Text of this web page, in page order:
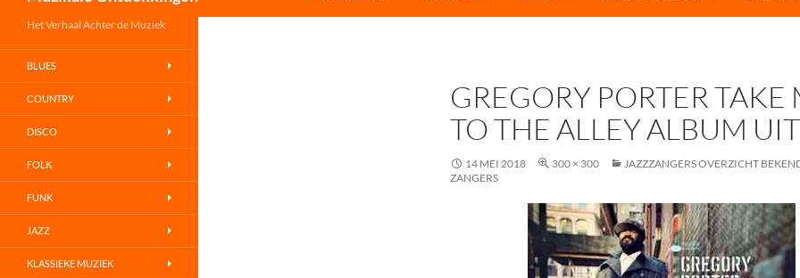
GREGORY PORTER TAKE
TO THE ALLEY ALBUM
14 MEI 2018 300 × 300
JAZZZANGERS OVERZICHT
ZANGERS
Het Verhaal Achter de Muziek
BLUES
COUNTRY
DISCO
FOLK
FUNK
JAZZ
KLASSIEKE MUZIEK